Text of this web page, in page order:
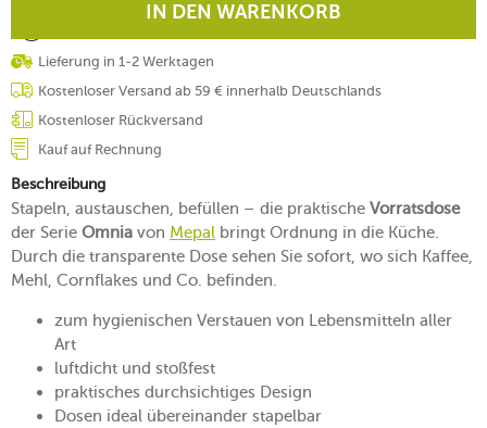
IN DEN WARENKORB
Lieferung in 1-2 Werktagen
Kostenloser Versand ab 59 € innerhalb Deutschlands
Kostenloser Rückversand
Kauf auf Rechnung
Beschreibung
Stapeln, austauschen, befüllen – die praktische Vorratsdose
der Serie Omnia von Mepal bringt Ordnung in die Küche.
Durch die transparente Dose sehen Sie sofort, wo sich Kaffee,
Mehl, Cornflakes und Co. befinden.
zum hygienischen Verstauen von Lebensmitteln aller
Art
luftdicht und stoßfest
praktisches durchsichtiges Design
Dosen ideal übereinander stapelbar